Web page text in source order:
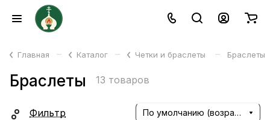
Главная – Каталог – Четки и браслеты – Браслеты
Браслеты 13 товаров
Фильтр По умолчанию (возрастание)